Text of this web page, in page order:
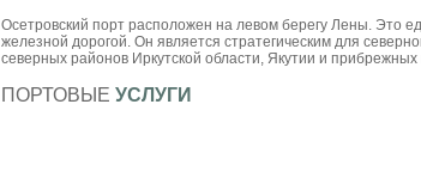
Осетровский порт расположен на левом берегу Лены. Это
железной дорогой. Он является стратегическим для
северных районов Иркутской области, Якутии и
ПОРТОВЫЕ УСЛУГИ